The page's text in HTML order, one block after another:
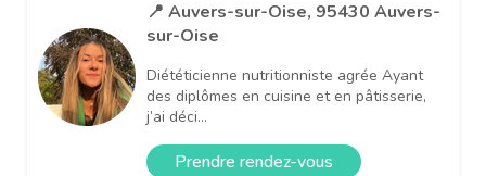
📍 Auvers-sur-Oise, 95430 Auvers-
sur-Oise
Diététicienne nutritionniste agrée Ayant
des diplômes en cuisine et en pâtisserie,
j’ai déci...
Prendre rendez-vous